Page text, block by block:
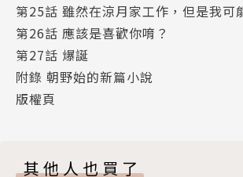
第25話 雖然在涼月家工作，但是我可
第26話 應該是喜歡你唷？
第27話 爆誕
附錄 朝野始的新篇小說
版權頁
其他人也買了